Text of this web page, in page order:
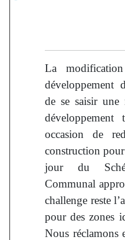
La
développement
de se saisir
occasion de
construction
jour du
Communal
challenge reste
pour des zones
Nous réclamons